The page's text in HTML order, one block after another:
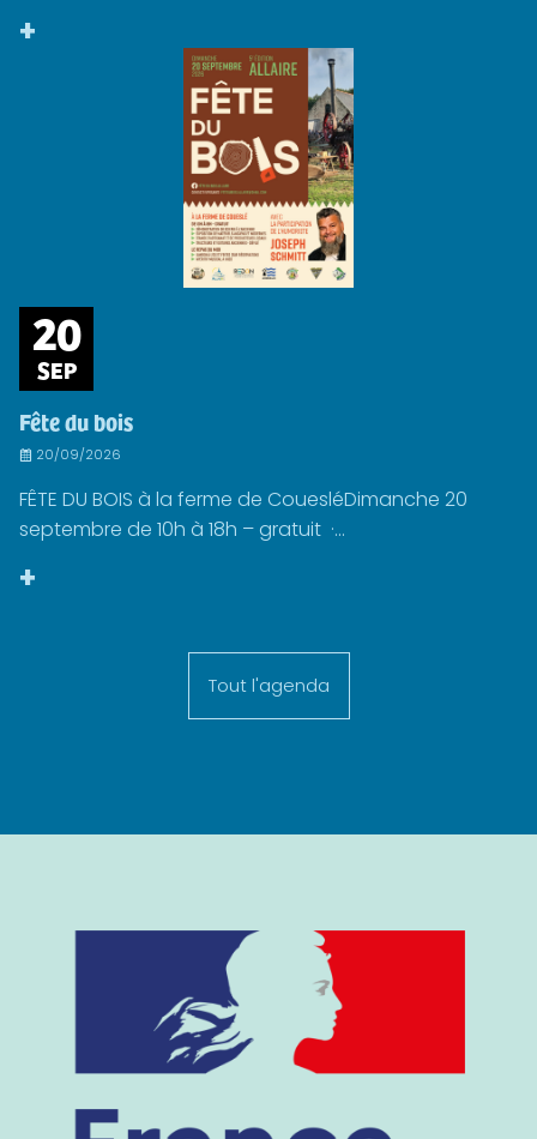
+
20
SEP
Fête du bois
20/09/2026
FÊTE DU BOIS à la ferme de CouesléDimanche 20
septembre de 10h à 18h – gratuit ·...
+
Tout l'agenda